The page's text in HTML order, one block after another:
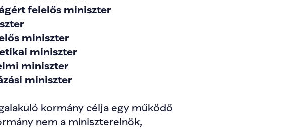
felelős miniszter
miniszter
miniszter
miniszter
miniszter
kormány célja egy működő
nem a miniszterelnök,